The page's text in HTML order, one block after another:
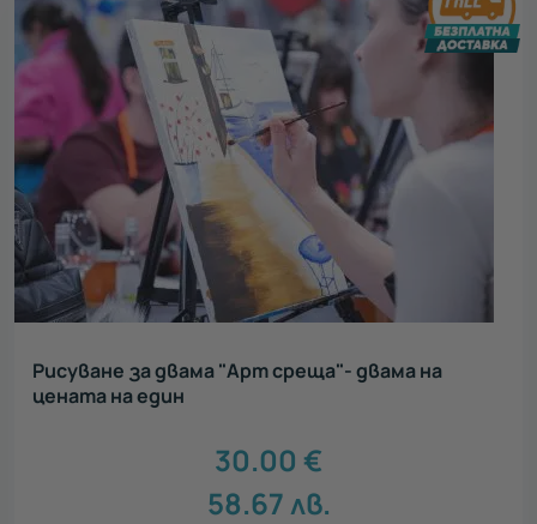
Рисуване за двама "Арт среща"- двама на
цената на един
30.00 €
58.67лв.